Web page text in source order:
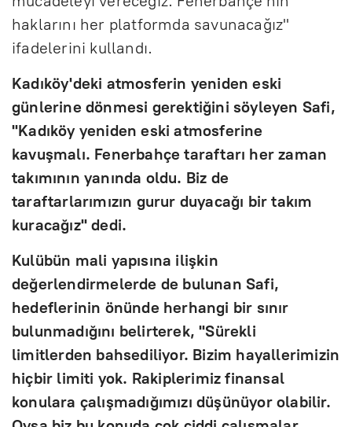
haklarını her platformda savunacağız"
ifadelerini kullandı.
Kadıköy'deki atmosferin yeniden eski
günlerine dönmesi gerektiğini söyleyen Safi,
"Kadıköy yeniden eski atmosferine
kavuşmalı. Fenerbahçe taraftarı her zaman
takımının yanında oldu. Biz de
taraftarlarımızın gurur duyacağı bir takım
kuracağız" dedi.
Kulübün mali yapısına ilişkin
değerlendirmelerde de bulunan Safi,
hedeflerinin önünde herhangi bir sınır
bulunmadığını belirterek, "Sürekli
limitlerden bahsediliyor. Bizim hayallerimizin
hiçbir limiti yok. Rakiplerimiz finansal
konulara çalışmadığımızı düşünüyor olabilir.